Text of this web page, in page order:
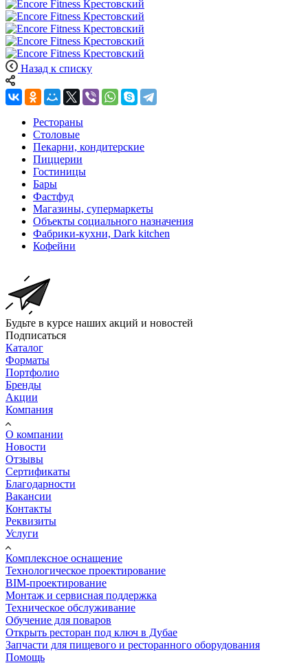
Назад к списку
Рестораны
Столовые
Пекарни, кондитерские
Пиццерии
Гостиницы
Бары
Фастфуд
Магазины, супермаркеты
Объекты социального назначения
Фабрики-кухни, Dark kitchen
Кофейни
Будьте в курсе наших акций и новостей
Подписаться
Каталог
Форматы
Портфолио
Бренды
Акции
Компания
О компании
Новости
Отзывы
Сертификаты
Благодарности
Вакансии
Контакты
Реквизиты
Услуги
Комплексное оснащение
Технологическое проектирование
BIM-проектирование
Монтаж и сервисная поддержка
Техническое обслуживание
Обучение для поваров
Открыть ресторан под ключ в Дубае
Запчасти для пищевого и ресторанного оборудования
Помощь